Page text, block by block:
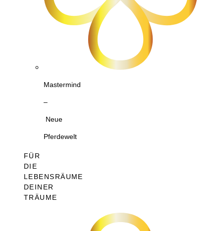
Mastermind
–
Neue
Pferdewelt
FÜR
DIE
LEBENSRÄUME
DEINER
TRÄUME